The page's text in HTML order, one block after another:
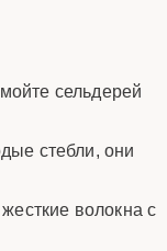
сельдерей
стебли, они
волокна с